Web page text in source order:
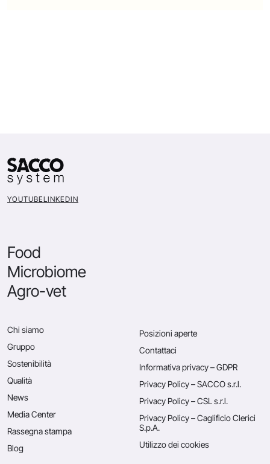
YOUTUBELINKEDIN
Food
Microbiome
Agro-vet
Chi siamo
Gruppo
Sostenibilità
Qualità
News
Media Center
Rassegna stampa
Blog
Posizioni aperte
Contattaci
Informativa privacy – GDPR
Privacy Policy – SACCO s.r.l.
Privacy Policy – CSL s.r.l.
Privacy Policy – Caglificio Clerici
S.p.A.
Utilizzo dei cookies